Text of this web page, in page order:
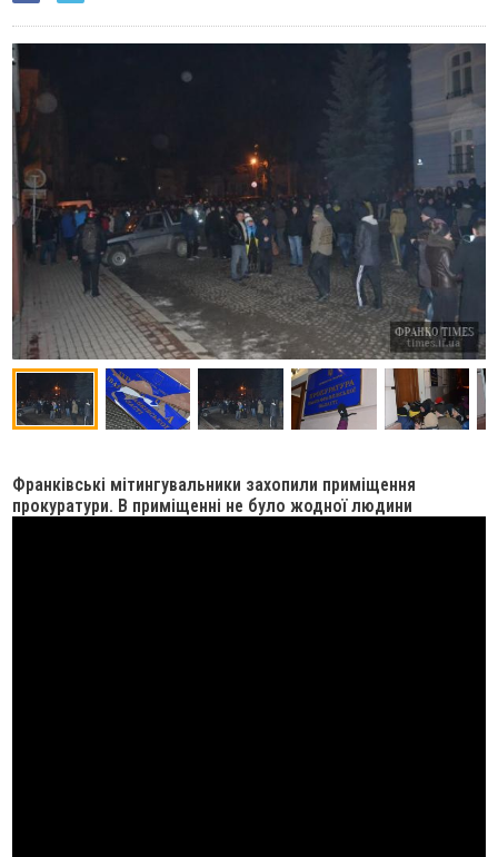
Франківські мітингувальники захопили приміщення
прокуратури. В приміщенні не було жодної людини